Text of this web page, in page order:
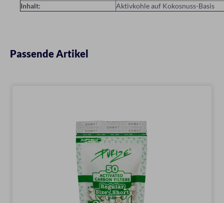
Inhalt:
Aktivkohle auf Kokosnuss-Basis
Passende Artikel